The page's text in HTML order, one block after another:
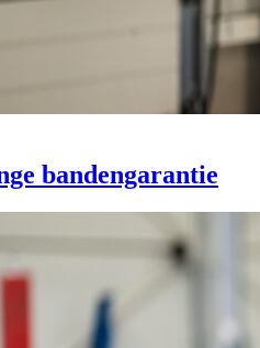
bandengarantie